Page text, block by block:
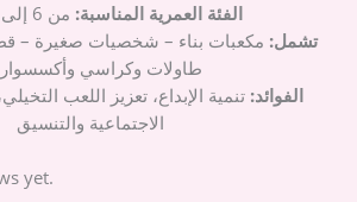
الفئة العمرية المناسبة: من 6 إلى 12 سنة
تشمل: مكعبات بناء – شخصيات صغيرة –
طاولات وكراسي
الفوائد: تنمية الإبداع، تعزيز اللعب
الاجتماعية والتنسيق
yet.